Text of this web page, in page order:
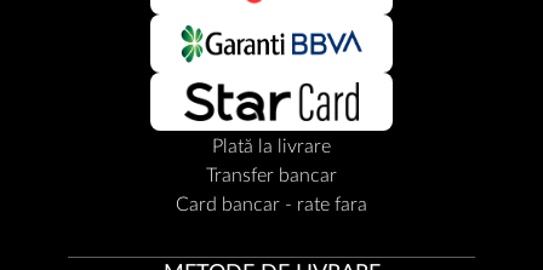
Plată la livrare
Transfer bancar
Card bancar - rate fara